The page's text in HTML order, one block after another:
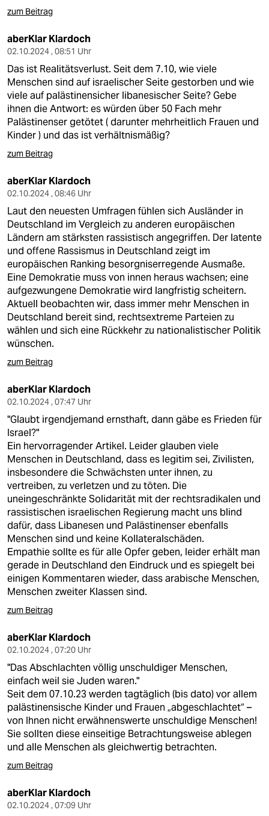
verlag
veranstaltungen
shop
fragen & hilfe
unterstützen
abo
genossenschaft
epaper login
zum Beitrag
aberKlar Klardoch
02.10.2024 , 08:51 Uhr
Das ist Realitätsverlust. Seit dem 7.10, wie viele
Menschen sind auf israelischer Seite gestorben und wie
viele auf palästinensicher libanesischer Seite? Gebe
ihnen die Antwort: es würden über 50 Fach mehr
Palästinenser getötet ( darunter mehrheitlich Frauen und
Kinder ) und das ist verhältnismäßig?
zum Beitrag
aberKlar Klardoch
02.10.2024 , 08:46 Uhr
Laut den neuesten Umfragen fühlen sich Ausländer in
Deutschland im Vergleich zu anderen europäischen
Ländern am stärksten rassistisch angegriffen. Der latente
und offene Rassismus in Deutschland zeigt im
europäischen Ranking besorgniserregende Ausmaße.
Eine Demokratie muss von innen heraus wachsen; eine
aufgezwungene Demokratie wird langfristig scheitern.
Aktuell beobachten wir, dass immer mehr Menschen in
Deutschland bereit sind, rechtsextreme Parteien zu
wählen und sich eine Rückkehr zu nationalistischer Politik
wünschen.
zum Beitrag
aberKlar Klardoch
02.10.2024 , 07:47 Uhr
"Glaubt irgendjemand ernsthaft, dann gäbe es Frieden für
Israel?"
Ein hervorragender Artikel. Leider glauben viele
Menschen in Deutschland, dass es legitim sei, Zivilisten,
insbesondere die Schwächsten unter ihnen, zu
vertreiben, zu verletzen und zu töten. Die
uneingeschränkte Solidarität mit der rechtsradikalen und
rassistischen israelischen Regierung macht uns blind
dafür, dass Libanesen und Palästinenser ebenfalls
Menschen sind und keine Kollateralschäden.
Empathie sollte es für alle Opfer geben, leider erhält man
gerade in Deutschland den Eindruck und es spiegelt bei
einigen Kommentaren wieder, dass arabische Menschen,
Menschen zweiter Klassen sind.
zum Beitrag
aberKlar Klardoch
02.10.2024 , 07:20 Uhr
"Das Abschlachten völlig unschuldiger Menschen,
einfach weil sie Juden waren."
Seit dem 07.10.23 werden tagtäglich (bis dato) vor allem
palästinensische Kinder und Frauen „abgeschlachtet“ –
von Ihnen nicht erwähnenswerte unschuldige Menschen!
Sie sollten diese einseitige Betrachtungsweise ablegen
und alle Menschen als gleichwertig betrachten.
zum Beitrag
aberKlar Klardoch
02.10.2024 , 07:09 Uhr